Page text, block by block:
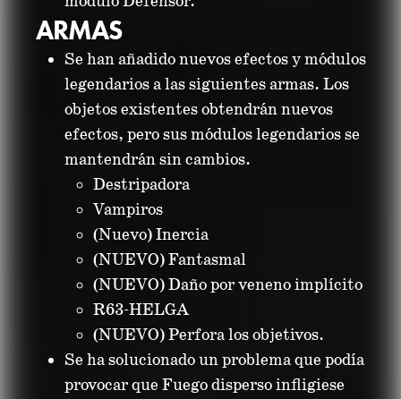
ARMAS
Se han añadido nuevos efectos y módulos
legendarios a las siguientes armas. Los
objetos existentes obtendrán nuevos
efectos, pero sus módulos legendarios se
mantendrán sin cambios.
Destripadora
Vampiros
(Nuevo) Inercia
(NUEVO) Fantasmal
(NUEVO) Daño por veneno implícito
R63-HELGA
(NUEVO) Perfora los objetivos.
Se ha solucionado un problema que podía
provocar que Fuego disperso infligiese